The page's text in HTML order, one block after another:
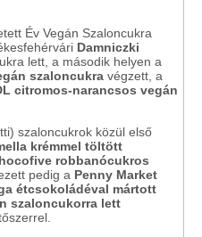
Év Vegán Szaloncukra
Damniczki
lett, a második helyen a
szaloncukra végzett, a
citromos-narancsos vegán
szaloncukrok közül első
krémmel töltött
robbanócukros
pedig a Penny Market
étcsokoládéval mártott
szaloncukorra lett